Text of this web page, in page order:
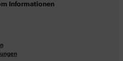
Informationen